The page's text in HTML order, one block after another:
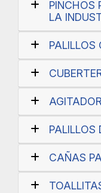
PINCHOS
LA
PALILLOS
PALILLOS
CAÑAS